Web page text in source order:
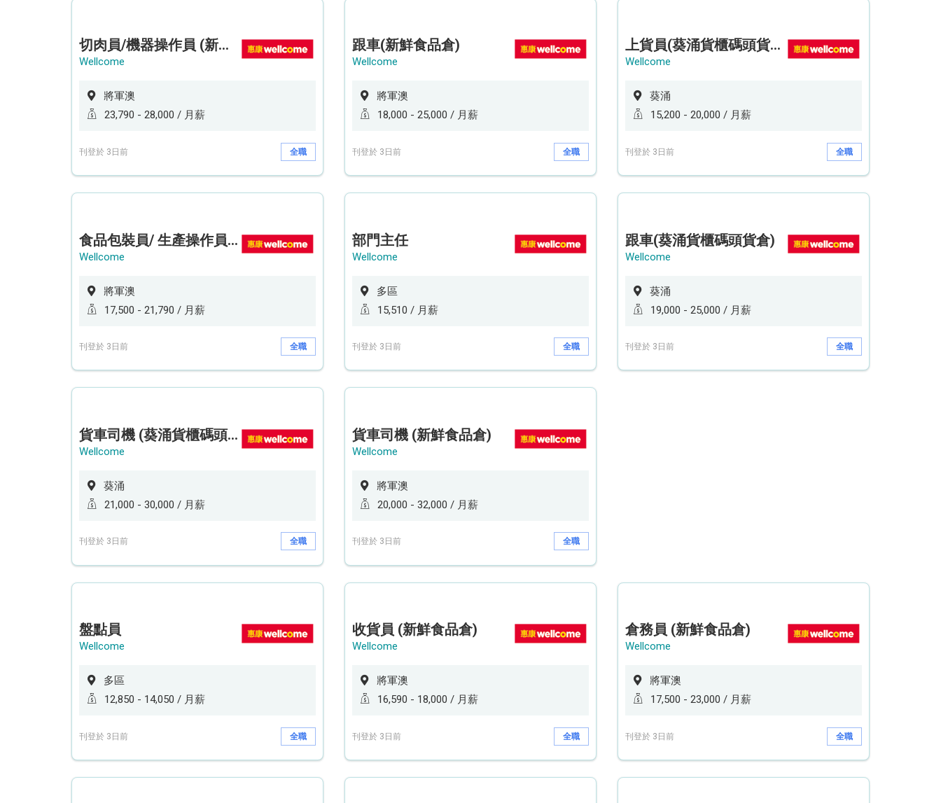
切肉員/機器操作員 (新鮮食品倉)
Wellcome
將軍澳
23,790 - 28,000 / 月薪
刊登於 3日前 全職
跟車(新鮮食品倉)
Wellcome
將軍澳
18,000 - 25,000 / 月薪
刊登於 3日前 全職
上貨員(葵涌貨櫃碼頭貨倉)
Wellcome
葵涌
15,200 - 20,000 / 月薪
刊登於 3日前 全職
食品包裝員/ 生產操作員 (新鮮食品倉)
Wellcome
將軍澳
17,500 - 21,790 / 月薪
刊登於 3日前 全職
部門主任
Wellcome
多區
15,510 / 月薪
刊登於 3日前 全職
跟車(葵涌貨櫃碼頭貨倉)
Wellcome
葵涌
19,000 - 25,000 / 月薪
刊登於 3日前 全職
貨車司機 (葵涌貨櫃碼頭貨倉)
Wellcome
葵涌
21,000 - 30,000 / 月薪
刊登於 3日前 全職
貨車司機 (新鮮食品倉)
Wellcome
將軍澳
20,000 - 32,000 / 月薪
刊登於 3日前 全職
盤點員
Wellcome
多區
12,850 - 14,050 / 月薪
刊登於 3日前 全職
收貨員 (新鮮食品倉)
Wellcome
將軍澳
16,590 - 18,000 / 月薪
刊登於 3日前 全職
倉務員 (新鮮食品倉)
Wellcome
將軍澳
17,500 - 23,000 / 月薪
刊登於 3日前 全職